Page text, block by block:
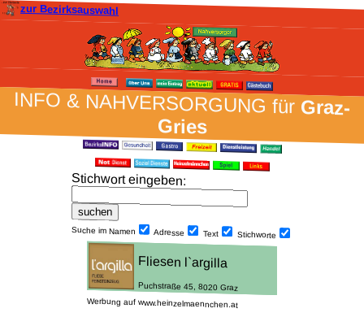
zur Bezirksauswahl
INFO & NAH­VER­SORG­UNG fürGraz-
Gries
Stich­wort ein­geben:
Suche im Namen Adresse Text Stich­worte
Werbung auf www.heinzelmaennchen.at